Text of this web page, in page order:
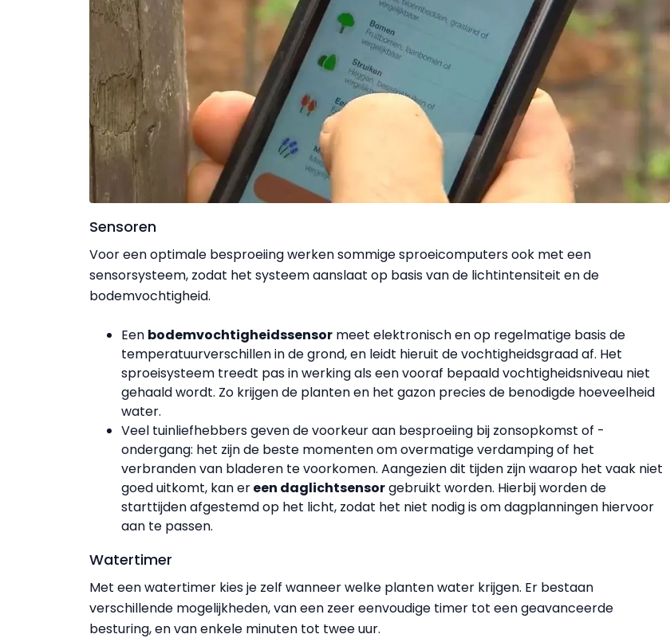
Sensoren
Voor een optimale besproeiing werken sommige sproeicomputers ook met een
sensorsysteem, zodat het systeem aanslaat op basis van de lichtintensiteit en de
bodemvochtigheid.
Een bodemvochtigheidssensor meet elektronisch en op regelmatige basis de
temperatuurverschillen in de grond, en leidt hieruit de vochtigheidsgraad af. Het
sproeisysteem treedt pas in werking als een vooraf bepaald vochtigheidsniveau niet
gehaald wordt. Zo krijgen de planten en het gazon precies de benodigde hoeveelheid
water.
Veel tuinliefhebbers geven de voorkeur aan besproeiing bij zonsopkomst of -
ondergang: het zijn de beste momenten om overmatige verdamping of het
verbranden van bladeren te voorkomen. Aangezien dit tijden zijn waarop het vaak niet
goed uitkomt, kan ereen daglichtsensorgebruikt worden. Hierbij worden de
starttijden afgestemd op het licht, zodat het niet nodig is om dagplanningen hiervoor
aan te passen.
Watertimer
Met een watertimer kies je zelf wanneer welke planten water krijgen. Er bestaan
verschillende mogelijkheden, van een zeer eenvoudige timer tot een geavanceerde
besturing, en van enkele minuten tot twee uur.